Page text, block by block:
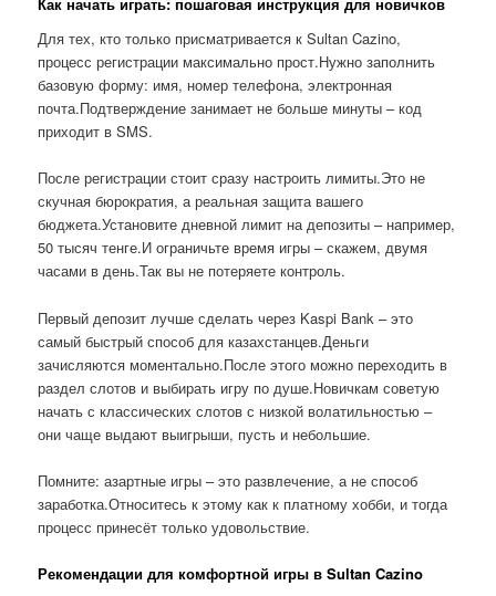
Для тех, кто только присматривается к Sultan Cazino,
процесс регистрации максимально прост.Нужно заполнить
базовую форму: имя, номер телефона, электронная
почта.Подтверждение занимает не больше минуты – код
приходит в SMS.
После регистрации стоит сразу настроить лимиты.Это не
скучная бюрократия, а реальная защита вашего
бюджета.Установите дневной лимит на депозиты – например,
50 тысяч тенге.И ограничьте время игры – скажем, двумя
часами в день.Так вы не потеряете контроль.
Первый депозит лучше сделать через Kaspi Bank – это
самый быстрый способ для казахстанцев.Деньги
зачисляются моментально.После этого можно переходить в
раздел слотов и выбирать игру по душе.Новичкам советую
начать с классических слотов с низкой волатильностью –
они чаще выдают выигрыши, пусть и небольшие.
Помните: азартные игры – это развлечение, а не способ
заработка.Относитесь к этому как к платному хобби, и тогда
процесс принесёт только удовольствие.
Рекомендации для комфортной игры в Sultan Cazino